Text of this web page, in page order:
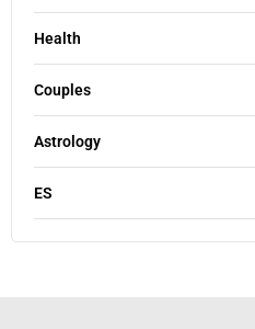
Health
Couples
Astrology
ES